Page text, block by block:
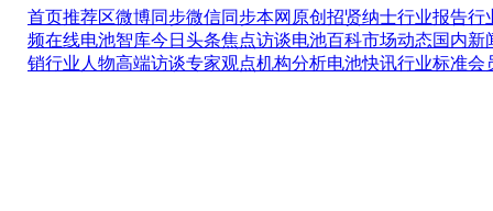
首页推荐区微博同步微信同步本网原创 招贤纳士行业报告行
频在线电池智库今日头条焦点访谈电池百科市场动态国内新
销行业人物高端访谈专家观点机构分析电池快讯行业标准会